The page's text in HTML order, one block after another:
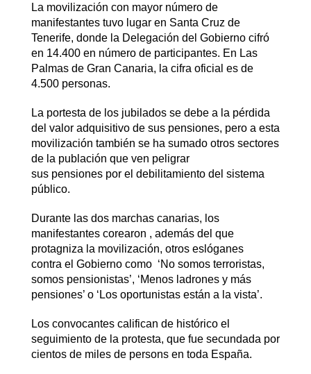
La movilización con mayor número de
manifestantes tuvo lugar en Santa Cruz de
Tenerife, donde la Delegación del Gobierno cifró
en 14.400 en número de participantes. En Las
Palmas de Gran Canaria, la cifra oficial es de
4.500 personas.
La portesta de los jubilados se debe a la pérdida
del valor adquisitivo de sus pensiones, pero a esta
movilización también se ha sumado otros sectores
de la publación que ven peligrar
sus pensiones por el debilitamiento del sistema
público.
Durante las dos marchas canarias, los
manifestantes corearon , además del que
protagniza la movilización, otros eslóganes
contra el Gobierno como ‘No somos terroristas,
somos pensionistas’, ‘Menos ladrones y más
pensiones’ o ‘Los oportunistas están a la vista’.
Los convocantes califican de histórico el
seguimiento de la protesta, que fue secundada por
cientos de miles de persons en toda España.